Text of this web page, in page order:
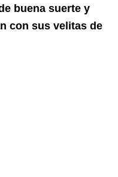
buena suerte y
con sus velitas de